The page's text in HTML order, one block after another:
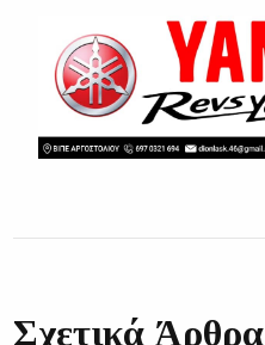
Σχετικά Άρθρα